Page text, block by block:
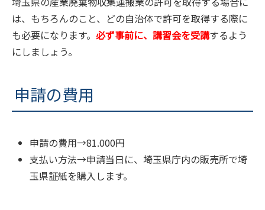
は、もちろんのこと、どの自治体で許可を取得する際に
も必要になります。 必ず事前に、講習会を受講するよう
にしましょう。
申請の費用
申請の費用→81.000円
支払い方法→申請当日に、埼玉県庁内の販売所で埼
玉県証紙を購入します。